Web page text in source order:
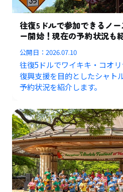
往復5ドルで参加できるノ
ー開始！現在の予約状況も
公開日：2026.07.10
往復5ドルでワイキキ・コオ
復興支援を目的としたシャト
予約状況を紹介します。